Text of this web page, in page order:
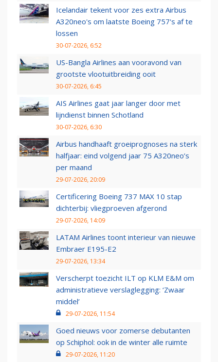
Icelandair tekent voor zes extra Airbus
A320neo's om laatste Boeing 757's af te
lossen
30-07-2026, 6:52
US-Bangla Airlines aan vooravond van
grootste vlootuitbreiding ooit
30-07-2026, 6:45
AIS Airlines gaat jaar langer door met
lijndienst binnen Schotland
30-07-2026, 6:30
Airbus handhaaft groeiprognoses na sterk
halfjaar: eind volgend jaar 75 A320neo’s
per maand
29-07-2026, 20:09
Certificering Boeing 737 MAX 10 stap
dichterbij: vliegproeven afgerond
29-07-2026, 14:09
LATAM Airlines toont interieur van nieuwe
Embraer E195-E2
29-07-2026, 13:34
Verscherpt toezicht ILT op KLM E&M om
administratieve verslaglegging: ‘Zwaar
middel’
29-07-2026, 11:54
Goed nieuws voor zomerse debutanten
op Schiphol: ook in de winter alle ruimte
29-07-2026, 11:20